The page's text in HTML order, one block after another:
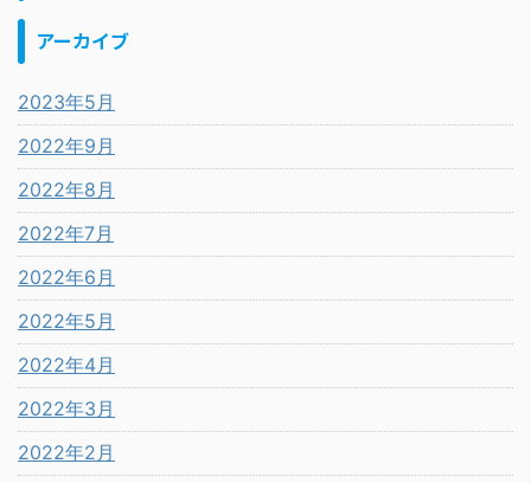
アーカイブ
2023年5月
2022年9月
2022年8月
2022年7月
2022年6月
2022年5月
2022年4月
2022年3月
2022年2月